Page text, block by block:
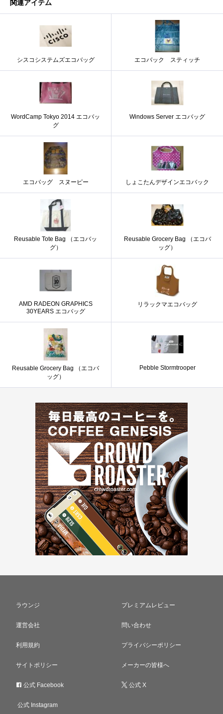
関連アイテム
シスコシステムズエコバッグ エコバック スティッチ
WordCamp Tokyo 2014 エコバッ
グ
Windows Server エコバッグ
エコバッグ スヌーピー しょこたんデザインエコバック
Reusable Tote Bag （エコバッ
グ）
Reusable Grocery Bag （エコバ
ッグ）
AMD RADEON GRAPHICS
30YEARS エコバッグ
リラックマエコバッグ
Reusable Grocery Bag （エコバ
ッグ）
Pebble Stormtrooper
ラウンジ プレミアムレビュー
運営会社 問い合わせ
利用規約 プライバシーポリシー
サイトポリシー メーカーの皆様へ
公式 Facebook 公式 X
公式 Instagram